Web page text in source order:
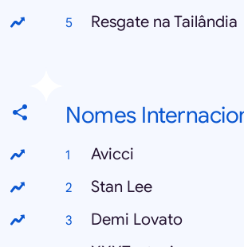
Resgate na Tailândia
Nomes
Avicci
Stan Lee
Demi Lovato